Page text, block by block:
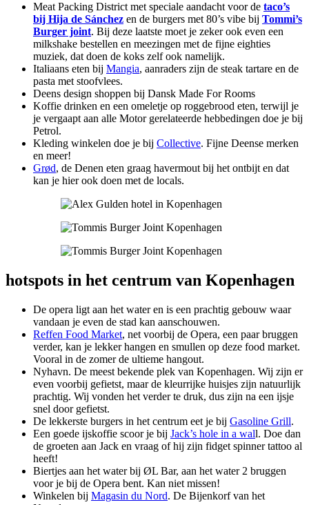
Meat Packing District met speciale aandacht voor de taco’s
bij Hija de Sánchez en de burgers met 80’s vibe bij Tommi’s
Burger joint. Bij deze laatste moet je zeker ook even een
milkshake bestellen en meezingen met de fijne eighties
muziek, dat doen de koks zelf ook namelijk.
Italiaans eten bij Mangia, aanraders zijn de steak tartare en de
pasta met stoofvlees.
Deens design shoppen bij Dansk Made For Rooms
Koffie drinken en een omeletje op roggebrood eten, terwijl je
je vergaapt aan alle Motor gerelateerde hebbedingen doe je bij
Petrol.
Kleding winkelen doe je bij Collective. Fijne Deense merken
en meer!
Grød, de Denen eten graag havermout bij het ontbijt en dat
kan je hier ook doen met de locals.
hotspots in het centrum van Kopenhagen
De opera ligt aan het water en is een prachtig gebouw waar
vandaan je even de stad kan aanschouwen.
Reffen Food Market, net voorbij de Opera, een paar bruggen
verder, kan je lekker hangen en smullen op deze food market.
Vooral in de zomer de ultieme hangout.
Nyhavn. De meest bekende plek van Kopenhagen. Wij zijn er
even voorbij gefietst, maar de kleurrijke huisjes zijn natuurlijk
prachtig. Wij vonden het verder te druk, dus zijn na een ijsje
snel door gefietst.
De lekkerste burgers in het centrum eet je bij Gasoline Grill.
Een goede ijskoffie scoor je bij Jack’s hole in a wall. Doe dan
de groeten aan Jack en vraag of hij zijn fidget spinner tattoo al
heeft!
Biertjes aan het water bij ØL Bar, aan het water 2 bruggen
voor je bij de Opera bent. Kan niet missen!
Winkelen bij Magasin du Nord. De Bijenkorf van het